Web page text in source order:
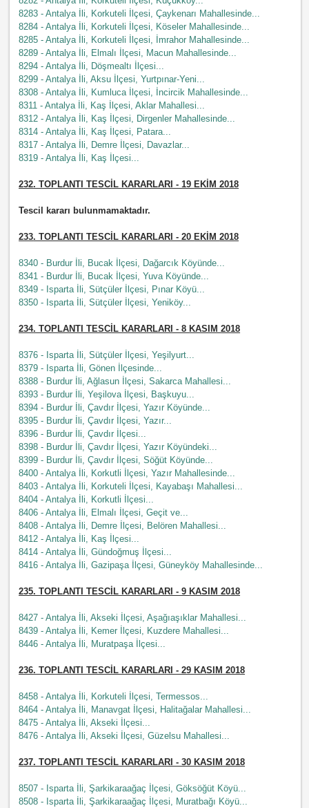
8283 - Antalya İli, Korkuteli İlçesi, Çaykenarı Mahallesinde...
8284 - Antalya İli, Korkuteli İlçesi, Köseler Mahallesinde...
8285 - Antalya İli, Korkuteli İlçesi, İmrahor Mahallesinde...
8289 - Antalya İli, Elmalı İlçesi, Macun Mahallesinde...
8294 - Antalya İli, Döşmealtı İlçesi...
8299 - Antalya İli, Aksu İlçesi, Yurtpınar-Yeni...
8308 - Antalya İli, Kumluca İlçesi, İncircik Mahallesinde...
8311 - Antalya İli, Kaş İlçesi, Aklar Mahallesi...
8312 - Antalya İli, Kaş İlçesi, Dirgenler Mahallesinde...
8314 - Antalya İli, Kaş İlçesi, Patara...
8317 - Antalya İli, Demre İlçesi, Davazlar...
8319 - Antalya İli, Kaş İlçesi...
232. TOPLANTI TESCİL KARARLARI - 19EKİM2018
Tescil kararı bulunmamaktadır.
233. TOPLANTI TESCİL KARARLARI - 20EKİM2018
8340 - Burdur İli, Bucak İlçesi, Dağarcık Köyünde...
8341 - Burdur İli, Bucak İlçesi, Yuva Köyünde...
8349 - Isparta İli, Sütçüler İlçesi, Pınar Köyü...
8350 - Isparta İli, Sütçüler İlçesi, Yeniköy...
234. TOPLANTI TESCİL KARARLARI - 8KASIM2018
8376 - Isparta İli, Sütçüler İlçesi, Yeşilyurt...
8379 - Isparta İli, Gönen İlçesinde...
8388 - Burdur İli, Ağlasun İlçesi, Sakarca Mahallesi...
8393 - Burdur İli, Yeşilova İlçesi, Başkuyu...
8394 - Burdur İli, Çavdır İlçesi, Yazır Köyünde...
8395 - Burdur İli, Çavdır İlçesi, Yazır...
8396 - Burdur İli, Çavdır İlçesi...
8398 - Burdur İli, Çavdır İlçesi, Yazır Köyündeki...
8399 - Burdur İli, Çavdır İlçesi, Söğüt Köyünde...
8400 - Antalya İli, Korkutli İlçesi, Yazır Mahallesinde...
8403 - Antalya İli, Korkuteli İlçesi, Kayabaşı Mahallesi...
8404 - Antalya İli, Korkutli İlçesi...
8406 - Antalya İli, Elmalı İlçesi, Geçit ve...
8408 - Antalya İli, Demre İlçesi, Belören Mahallesi...
8412 - Antalya İli, Kaş İlçesi...
8414 - Antalya İli, Gündoğmuş İlçesi...
8416 - Antalya İli, Gazipaşa İlçesi, Güneyköy Mahallesinde...
235. TOPLANTI TESCİL KARARLARI - 9KASIM2018
8427 - Antalya İli, Akseki İlçesi, Aşağıaşıklar Mahallesi...
8439 - Antalya İli, Kemer İlçesi, Kuzdere Mahallesi...
8446 - Antalya İli, Muratpaşa İlçesi...
236. TOPLANTI TESCİL KARARLARI - 29KASIM2018
8458 - Antalya İli, Korkuteli İlçesi, Termessos...
8464 - Antalya İli, Manavgat İlçesi, Halitağalar Mahallesi...
8475 - Antalya İli, Akseki İlçesi...
8476 - Antalya İli, Akseki İlçesi, Güzelsu Mahallesi...
237. TOPLANTI TESCİL KARARLARI - 30KASIM2018
8507 - Isparta İli, Şarkikaraağaç İlçesi, Göksöğüt Köyü...
8508 - Isparta İli, Şarkikaraağaç İlçesi, Muratbağı Köyü...